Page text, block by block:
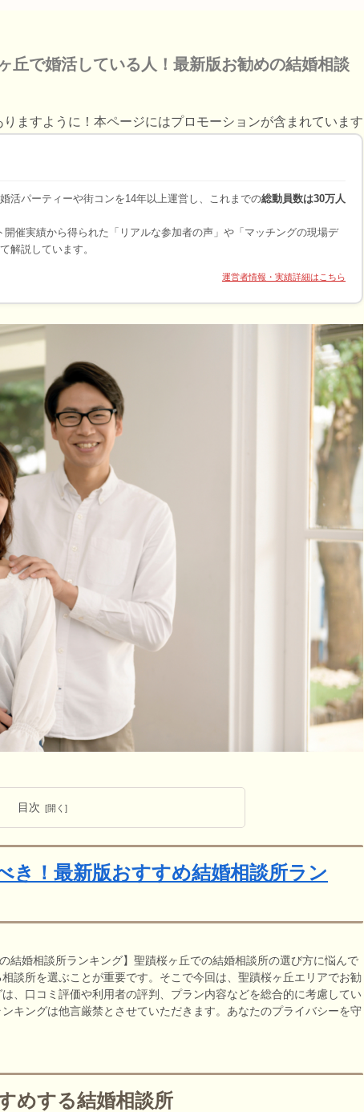
丘で婚活している人！最新版お勧めの結婚相談
ますように！本ページにはプロモーションが含まれています
活パーティーや街コンを14年以上運営し、これまでの総動員数は30万人
催実績から得られた「リアルな参加者の声」や「マッチングの現場デ
解説しています。
運営者情報・実績詳細はこちら
目次
き！最新版おすすめ結婚相談所ラン
結婚相談所ランキング】聖蹟桜ヶ丘での結婚相談所の選び方に悩んで
談所を選ぶことが重要です。そこで今回は、聖蹟桜ヶ丘エリアでお勧
、口コミ評価や利用者の評判、プラン内容などを総合的に考慮してい
キングは他言厳禁とさせていただきます。あなたのプライバシーを守
めする結婚相談所